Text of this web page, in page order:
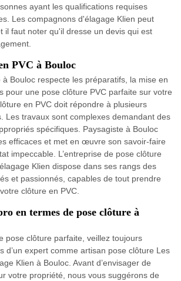
ayant les qualifications requises
Les compagnons d'élagage Klien peut
il faut noter qu'il dresse un devis qui est
PVC à Bouloc
Bouloc respecte les préparatifs, la mise en
pour une pose clôture PVC parfaite sur votre
en PVC doit répondre à plusieurs
Les travaux sont complexes demandant des
spécifiques. Paysagiste à Bouloc
efficaces et met en œuvre son savoir-faire
impeccable. L’entreprise de pose clôture
Klien dispose dans ses rangs des
et passionnés, capables de tout prendre
clôture en PVC.
en termes de pose clôture à
pose clôture parfaite, veillez toujours
d’un expert comme artisan pose clôture Les
Klien à Bouloc. Avant d’envisager de
votre propriété, nous vous suggérons de